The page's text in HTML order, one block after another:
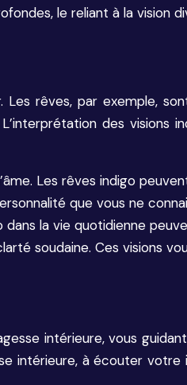
le reliant à la vision
rêves, par exemple,
des visions
Les rêves indigo
que vous ne
dans la vie quotidienne
soudaine. Ces visions
intérieure, vous
intérieure, à écouter